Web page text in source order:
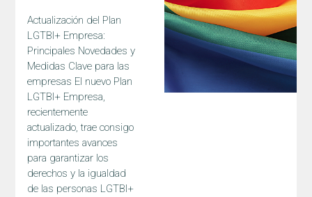
Actualización del Plan
LGTBI+ Empresa:
Principales Novedades y
Medidas Clave para las
empresas El nuevo Plan
LGTBI+ Empresa,
recientemente
actualizado, trae consigo
importantes avances
para garantizar los
derechos y la igualdad
de las personas LGTBI+